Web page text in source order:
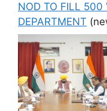
NOD TO FILL 500
DEPARTMENT